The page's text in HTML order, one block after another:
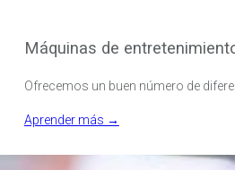
Máquinas de
Ofrecemos un buen número de
Aprender más →